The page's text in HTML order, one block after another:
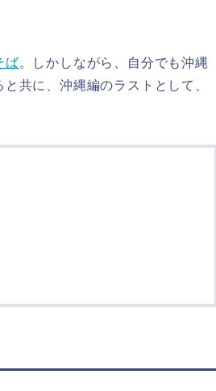
ば。しかしながら、自分でも沖縄
共に、沖縄編のラストとして、